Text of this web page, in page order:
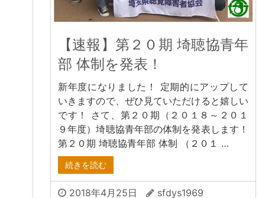
【速報】第２０期 埼聴協青年
部 体制を発表！
新年度になりました！ 定期的にアップして
いきますので、ぜひ見ていただけると嬉しい
です！ さて、第２０期（２０１８～２０１
９年度）埼聴協青年部の体制を発表します！
第２０期 埼聴協青年部 体制 （２０１ …
続きを読む
2018年4月25日
sfdys1969